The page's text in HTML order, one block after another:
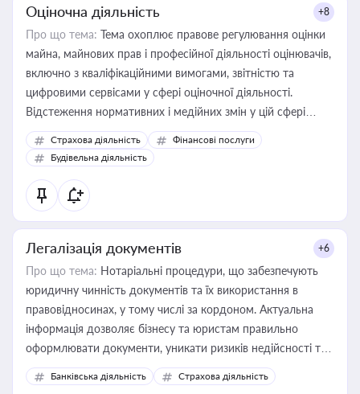
Оціночна діяльність +8
Про що тема: Тема охоплює правове регулювання оцінки
майна, майнових прав і професійної діяльності оцінювачів,
включно з кваліфікаційними вимогами, звітністю та
цифровими сервісами у сфері оціночної діяльності.
Відстеження нормативних і медійних змін у цій сфері
корисне для власника бізнесу, керівника, юриста або
бухгалтера під час оподаткування, приватизації, оренди
державного майна, корпоративних угод і перевірки
статусу суб'єктів оціночної діяльності
Страхова діяльність
Фінансові послуги
Будівельна діяльність
Легалізація документів +6
Про що тема: Нотаріальні процедури, що забезпечують
юридичну чинність документів та їх використання в
правовідносинах, у тому числі за кордоном. Актуальна
інформація дозволяє бізнесу та юристам правильно
оформлювати документи, уникати ризиків недійсності та
забезпечувати їх належне прийняття органами влади та
контрагентами
Банківська діяльність Страхова діяльність